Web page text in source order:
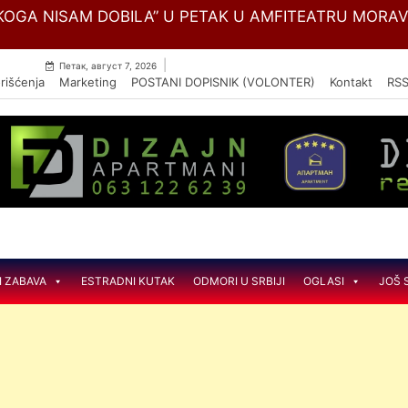
Skip
NISAM DOBILA” U PETAK U AMFITEATRU
Петак, август 7, 2026
Marketing POSTANI DOPISNIK (VOLONTER) Kontakt RSS
ZABAVA ESTRADNI KUTAK ODMORI U SRBIJI OGLASI JOŠ